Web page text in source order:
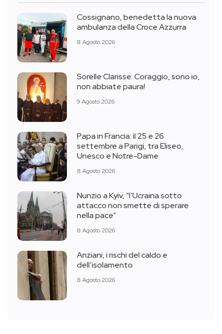
Cossignano, benedetta la nuova
ambulanza della Croce Azzurra
8 Agosto 2026
Sorelle Clarisse: Coraggio, sono io,
non abbiate paura!
9 Agosto 2026
Papa in Francia: il 25 e 26
settembre a Parigi, tra Eliseo,
Unesco e Notre-Dame
8 Agosto 2026
Nunzio a Kyiv, “l’Ucraina sotto
attacco non smette di sperare
nella pace”
8 Agosto 2026
Anziani, i rischi del caldo e
dell’isolamento
8 Agosto 2026